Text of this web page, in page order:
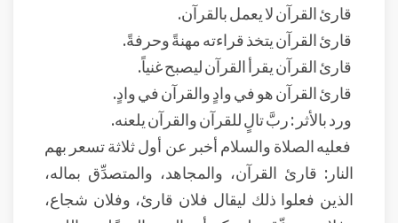
قارئ القرآن لا يعمل بالقرآن.
قارئ القرآن يتخذ قراءته مهنةً وحرفةً.
قارئ القرآن يقرأ القرآن ليصبح غنياً.
قارئ القرآن هو في وادٍ والقرآن في وادٍ.
ورد بالأثر : ربَّ تالٍ للقرآن والقرآن يلعنه.
فعليه الصلاة والسلام أخبر عن أول ثلاثة تسعر بهم
النار: قارئ القرآن، والمجاهد، والمتصدِّق بماله،
الذين فعلوا ذلك ليقال فلان قارئ، وفلان شجاع،